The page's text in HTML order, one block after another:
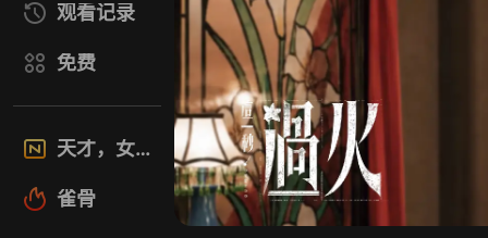
观看记录
免费
天才，女友
雀骨